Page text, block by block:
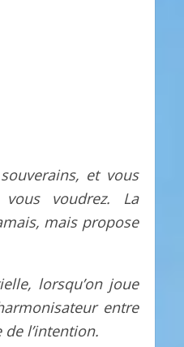
et vous
voudrez. La
mais propose
lorsqu’on joue
entre
de l’intention.